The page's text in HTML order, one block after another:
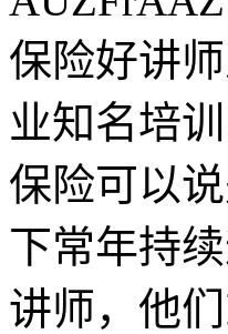
保险好讲
业知名培
保险可以
下常年持
讲师，他